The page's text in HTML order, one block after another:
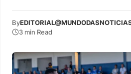
By
3 min Read